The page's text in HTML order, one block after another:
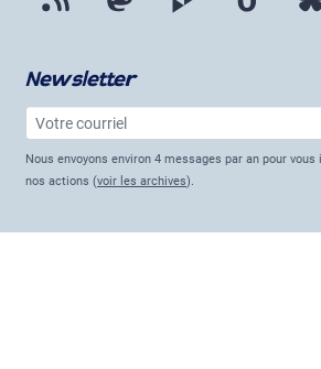
Newsletter
Votre courriel
Nous envoyons environ 4 messages par an pour
nos actions (voir les archives).